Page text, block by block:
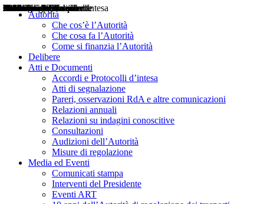
Autorità
Che cos’è l’Autorità
Che cosa fa l’Autorità
Come si finanzia l’Autorità
Delibere
Atti e Documenti
Accordi e Protocolli d’intesa
Atti di segnalazione
Pareri, osservazioni RdA e altre comunicazioni
Relazioni annuali
Relazioni su indagini conoscitive
Consultazioni
Audizioni dell’Autorità
Misure di regolazione
Media ed Eventi
Comunicati stampa
Interventi del Presidente
Eventi ART
Delibere
Pareri
Consultazioni
Audizioni
Atti di Segnalazione
Accordi e Protocolli d'Intesa
Relazioni annuali
Misure di regolazione
Notizie
Comunicati Stampa
Bollettini ART
Convegni ART
Interviste del Presidente
Articoli in primo piano
Interventi del Presidente
2004
2005
2010
2013
2014
2015
2016
2017
2018
2019
202
2020
2021
2022
2023
2024
2025
2026
Aereo
Marittimo
Terrestre